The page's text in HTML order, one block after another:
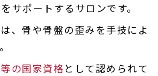
サポートするサロンです。
、骨や骨盤の歪みを手技によ
の国家資格として認められて